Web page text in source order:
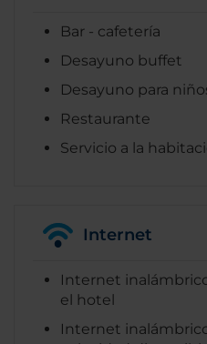
Bar - cafetería
Desayuno buffet
Desayuno para
Restaurante
Servicio a la
Internet
Internet
el hotel
Internet